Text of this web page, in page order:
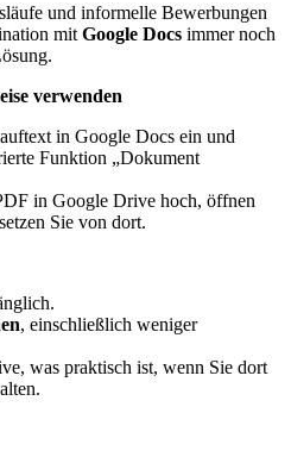
und informelle Bewerbungen
mit Google Docs immer noch
verwenden
in Google Docs ein und
Funktion „Dokument
in Google Drive hoch, öffnen
Sie von dort.
, einschließlich weniger
was praktisch ist, wenn Sie dort